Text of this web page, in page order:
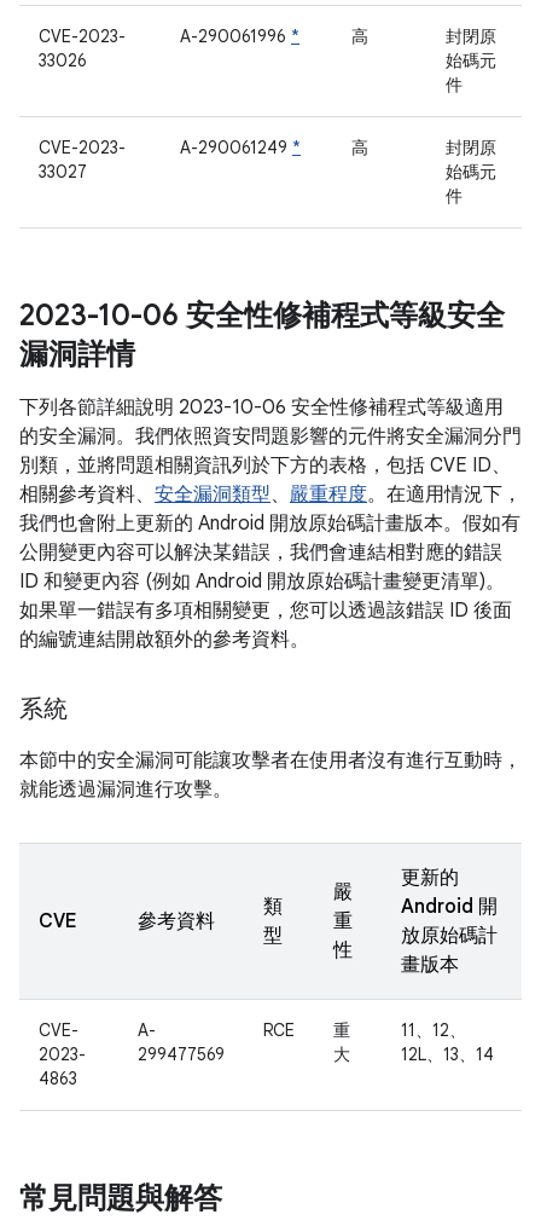
CVE-2023-
33026
A-290061996 * 高
封閉原
始碼元
件
CVE-2023-
33027
A-290061249 * 高
封閉原
始碼元
件
2023-10-06 安全性修補程式等級安全
漏洞詳情
下列各節詳細說明 2023-10-06 安全性修補程式等級適用
的安全漏洞。我們依照資安問題影響的元件將安全漏洞分門
別類，並將問題相關資訊列於下方的表格，包括 CVE ID、
相關參考資料、 安全漏洞類型、 嚴重程度。在適用情況下，
我們也會附上更新的 Android 開放原始碼計畫版本。假如有
公開變更內容可以解決某錯誤，我們會連結相對應的錯誤
ID 和變更內容 (例如 Android 開放原始碼計畫變更清單)。
如果單一錯誤有多項相關變更，您可以透過該錯誤 ID 後面
的編號連結開啟額外的參考資料。
系統
本節中的安全漏洞可能讓攻擊者在使用者沒有進行互動時，
就能透過漏洞進行攻擊。
CVE 參考資料
類
型
嚴
重
性
更新的
Android 開
放原始碼計
畫版本
CVE-
2023-
4863
A-
299477569
RCE
重
大
11、12、
12L、13、14
常見問題與解答